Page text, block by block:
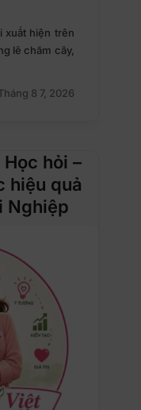
xuất hiện trên
lẽ chăm cây,
8 7, 2026
hỏi –
hiệu quả
Nghiệp